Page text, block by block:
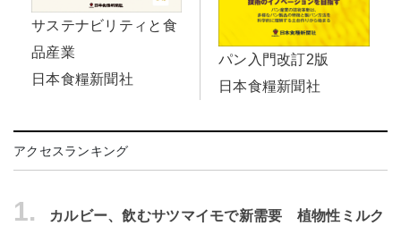
サステナビリティと食
品産業
日本食糧新聞社
パン入門改訂2版
日本食糧新聞社
アクセスランキング
1.
カルビー、飲むサツマイモで新需要 植物性ミルク